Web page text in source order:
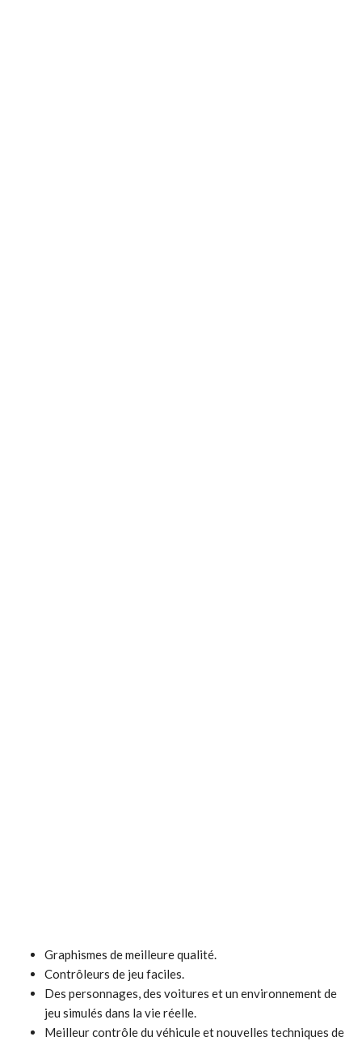
Graphismes de meilleure qualité.
Contrôleurs de jeu faciles.
Des personnages, des voitures et un environnement de
jeu simulés dans la vie réelle.
Meilleur contrôle du véhicule et nouvelles techniques de